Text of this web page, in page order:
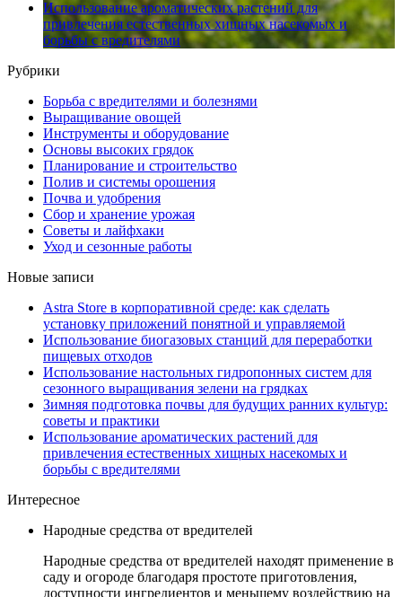
Использование ароматических растений для
привлечения естественных хищных насекомых и
борьбы с вредителями
Рубрики
Борьба с вредителями и болезнями
Выращивание овощей
Инструменты и оборудование
Основы высоких грядок
Планирование и строительство
Полив и системы орошения
Почва и удобрения
Сбор и хранение урожая
Советы и лайфхаки
Уход и сезонные работы
Новые записи
Astra Store в корпоративной среде: как сделать
установку приложений понятной и управляемой
Использование биогазовых станций для переработки
пищевых отходов
Использование настольных гидропонных систем для
сезонного выращивания зелени на грядках
Зимняя подготовка почвы для будущих ранних культур:
советы и практики
Использование ароматических растений для
привлечения естественных хищных насекомых и
борьбы с вредителями
Интересное
Народные средства от вредителей
Народные средства от вредителей находят применение в
саду и огороде благодаря простоте приготовления,
доступности ингредиентов и меньшему воздействию на